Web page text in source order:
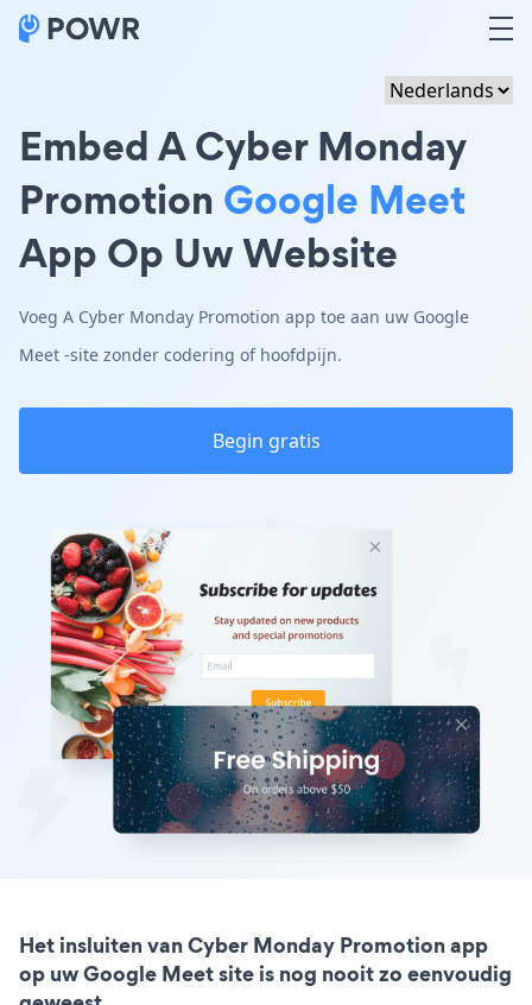
Embed A Cyber Monday
Promotion Google Meet
App Op Uw Website
Voeg A Cyber Monday Promotion app toe aan uw Google
Meet -site zonder codering of hoofdpijn.
Begin gratis
Het insluiten van Cyber Monday Promotion app
op uw Google Meet site is nog nooit zo eenvoudig